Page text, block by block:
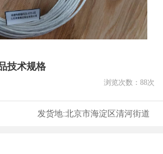
技术规格
浏览次数： 88次
发货地:北京市海淀区清河街道